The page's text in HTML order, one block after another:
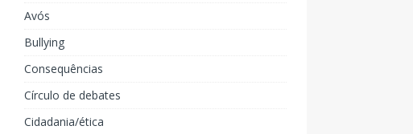
Avós
Bullying
Consequências
Círculo de debates
Cidadania/ética